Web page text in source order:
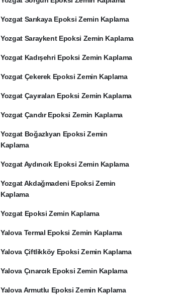
Yozgat Sarıkaya Epoksi Zemin Kaplama
Yozgat Saraykent Epoksi Zemin Kaplama
Yozgat Kadışehri Epoksi Zemin Kaplama
Yozgat Çekerek Epoksi Zemin Kaplama
Yozgat Çayıralan Epoksi Zemin Kaplama
Yozgat Çandır Epoksi Zemin Kaplama
Yozgat Boğazlıyan Epoksi Zemin
Kaplama
Yozgat Aydıncık Epoksi Zemin Kaplama
Yozgat Akdağmadeni Epoksi Zemin
Kaplama
Yozgat Epoksi Zemin Kaplama
Yalova Termal Epoksi Zemin Kaplama
Yalova Çiftlikköy Epoksi Zemin Kaplama
Yalova Çınarcık Epoksi Zemin Kaplama
Yalova Armutlu Epoksi Zemin Kaplama